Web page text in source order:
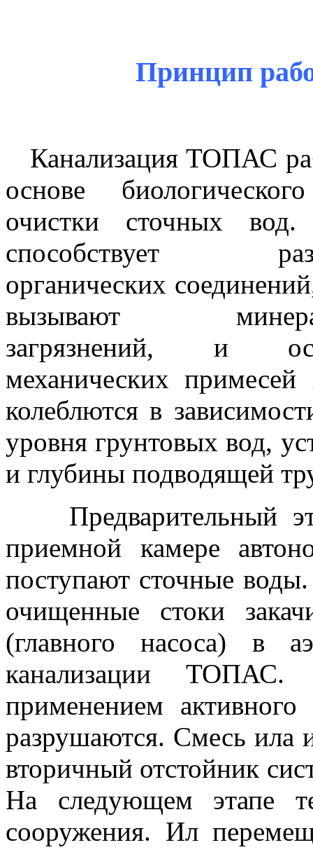
Принцип
Канализация ТОПАС
основе
очистки сточных вод.
способствует
органических
вызывают
загрязнений, и
механических
колеблются в
уровня грунтовых вод,
и глубины подводящей
Предварительный
приемной камере
поступают сточные
очищенные стоки
(главного насоса) в
канализации
применением активного
разрушаются. Смесь ила
вторичный отстойник
На следующем этапе
сооружения. Ил